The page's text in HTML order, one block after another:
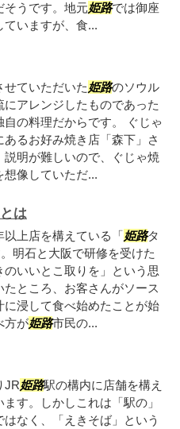
そうです。地元姫路では御座
いますが、食...
せていただいた姫路のソウル
にアレンジしたものであった
自の料理だからです。 ぐじゃ
るお好み焼き店「森下」さ
明が難しいので、ぐじゃ焼
想像していただ...
は
上店を構えている「 姫路タ
明石と大阪で研修を受けた
いいとこ取りを」という思
ところ、お客さんがソース
浸して食べ始めたことが始
方が姫路市民の...
JR姫路駅の構内に店舗を構え
す。しかしこれは「駅の」
はなく、「えきそば」という